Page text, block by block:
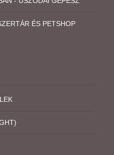
ÉS PETSHOP